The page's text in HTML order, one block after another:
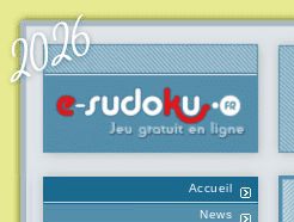
Accueil
News